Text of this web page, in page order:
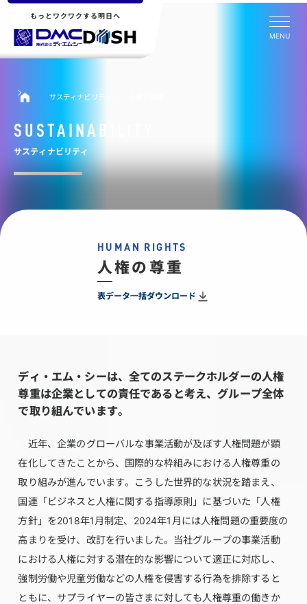
もっとワクワクする明日へ
MENU
サスティナビリティ
SUSTAINABILITY
サスティナビリティ
HUMAN RIGHTS
人権の尊重
表データ一括ダウンロード
ディ・エム・シーは、全てのステークホルダーの人権
尊重は企業としての責任であると考え、グループ全体
で取り組んでいます。
近年、企業のグローバルな事業活動が及ぼす人権問題が顕
在化してきたことから、国際的な枠組みにおける人権尊重の
取り組みが進んでいます。こうした世界的な状況を踏まえ、
国連「ビジネスと人権に関する指導原則」に基づいた「人権
方針」を2018年1月制定、2024年1月には人権問題の重要度の
高まりを受け、改訂を行いました。当社グループの事業活動
における人権に対する潜在的な影響について適正に対応し、
強制労働や児童労働などの人権を侵害する行為を排除すると
ともに、サプライヤーの皆さまに対しても人権尊重の働きか